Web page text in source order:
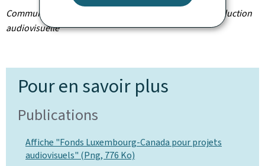
Communiqué par le Fonds national de soutien à la production
audiovisuelle
Pour en savoir plus
Publications
Affiche "Fonds Luxembourg-Canada pour projets
audiovisuels" (Png, 776 Ko)